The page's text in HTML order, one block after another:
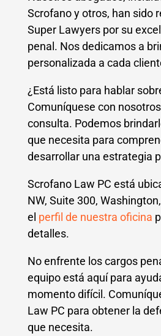
Scrofano y otros, han sido
Super Lawyers por su
penal. Nos dedicamos a
personalizada a cada
¿Está listo para hablar
Comuníquese con
consulta. Podemos
que necesita para
desarrollar una estrategia
Scrofano Law PC está
NW, Suite 300,
el perfil de nuestra oficina
detalles.
No enfrente los cargos
equipo está aquí para
momento difícil.
Law PC para obtener la
que necesita.